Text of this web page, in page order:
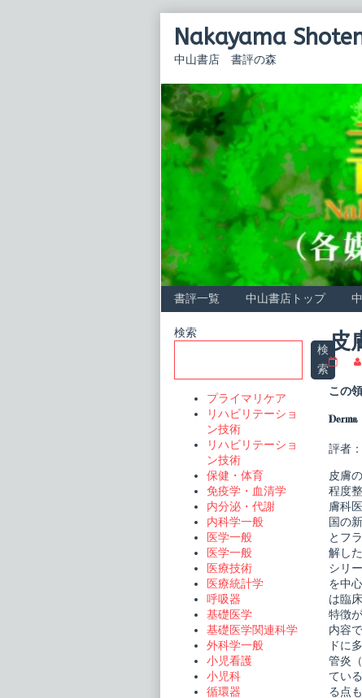
Nakayama
中山書店 書評の森
書評一覧 中山書店トップ
皮
科
臨
ア
ッ
5
皮
膚
の
血
管
炎・
血
行
障
害
on
この
Derma
評者
皮膚
程度
膚科
国の
とフ
解し
シリ
を中
は臨
特徴
内容
ドに
管炎
てい
る点
Primary
検索
検
索
プライマリケア
リハビリテーショ
ン技術
リハビリテーショ
ン技術
保健・体育
免疫学・血清学
内分泌・代謝
内科学一般
医学一般
医学一般
医療技術
医療統計学
呼吸器
基礎医学
基礎医学関連科学
外科学一般
小児看護
小児科
循環器